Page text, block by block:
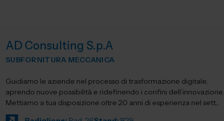
AD Consulting S.p.A
SUBFORNITURA MECCANICA
Guidiamo le aziende nel processo di trasformazione digitale,
aprendo nuove possibilità e ridefinendo i confini dell’innovazione.
Mettiamo a tua disposizione oltre 20 anni di esperienza nel sett...